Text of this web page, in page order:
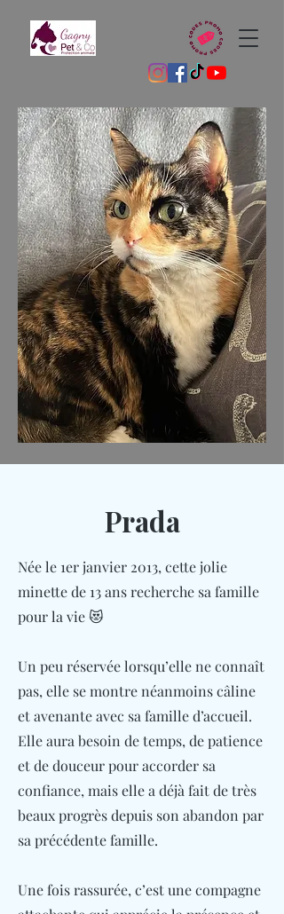
Prada
Née le 1er janvier 2013, cette jolie
minette de 13 ans recherche sa famille
pour la vie 😻
Un peu réservée lorsqu’elle ne connaît
pas, elle se montre néanmoins câline
et avenante avec sa famille d’accueil.
Elle aura besoin de temps, de patience
et de douceur pour accorder sa
confiance, mais elle a déjà fait de très
beaux progrès depuis son abandon par
sa précédente famille.
Une fois rassurée, c’est une compagne